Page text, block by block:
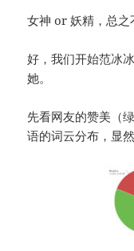
女神 or 妖精，总之
好，我们开始范冰
她。
先看网友的赞美（
语的词云分布，显